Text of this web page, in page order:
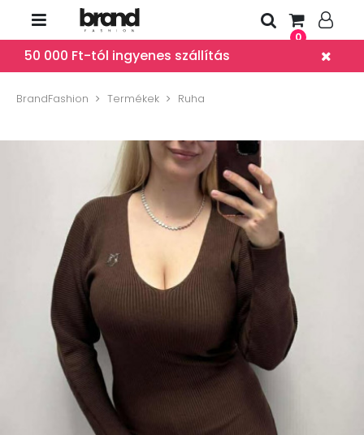
0
50 000 Ft-tól ingyenes szállítás
BrandFashion Termékek Ruha